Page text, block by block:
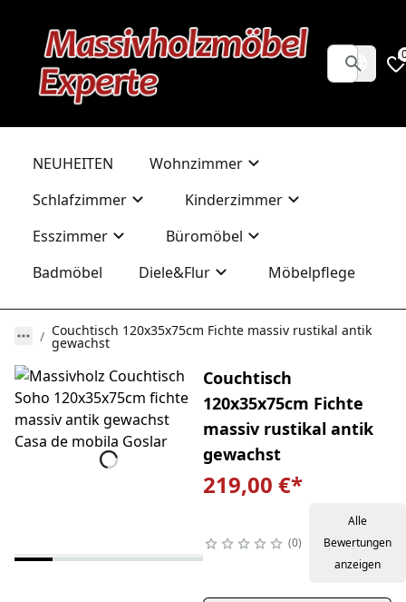
NEUHEITEN
Wohnzimmer
Schlafzimmer
Kinderzimmer
Esszimmer
Büromöbel
Badmöbel
Diele&Flur Möbelpflege
Couchtisch 120x35x75cm Fichte massiv rustikal antik
gewachst
Couchtisch
120x35x75cm Fichte
massiv rustikal antik
gewachst
219,00 €*
0
Alle
Bewertungen
anzeigen